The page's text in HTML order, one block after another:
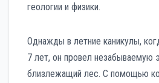
геологии и физики.
Однажды в летние каникулы,
7 лет, он провел незабываемую
близлежащий лес. С помощью